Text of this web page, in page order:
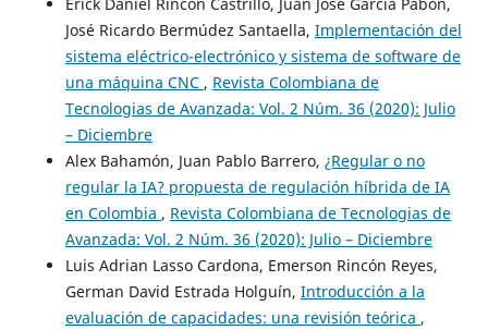
Erick Daniel Rincón Castrillo, Juan José García Pabón,
José Ricardo Bermúdez Santaella, Implementación del
sistema eléctrico-electrónico y sistema de software de
una máquina CNC , Revista Colombiana de
Tecnologias de Avanzada: Vol. 2 Núm. 36 (2020): Julio
– Diciembre
Alex Bahamón, Juan Pablo Barrero, ¿Regular o no
regular la IA? propuesta de regulación híbrida de IA
en Colombia , Revista Colombiana de Tecnologias de
Avanzada: Vol. 2 Núm. 36 (2020): Julio – Diciembre
Luis Adrian Lasso Cardona, Emerson Rincón Reyes,
German David Estrada Holguín, Introducción a la
evaluación de capacidades: una revisión teórica ,